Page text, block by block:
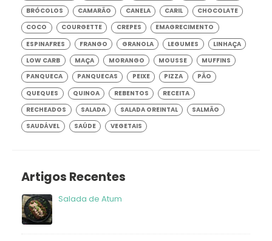
BRÓCOLOS
CAMARÃO CANELA CARIL
CHOCOLATE
COCO
COURGETTE CREPES
EMAGRECIMENTO
ESPINAFRES
FRANGO GRANOLA LEGUMES
LINHAÇA
LOW CARB
MAÇA MORANGO MOUSSE
MUFFINS
PANQUECA
PANQUECAS PEIXE PIZZA
PÃO
QUEQUES
QUINOA REBENTOS
RECEITA
RECHEADOS
SALADA SALADA OREINTAL
SALMÃO
SAUDÁVEL
SAÚDE VEGETAIS
Artigos Recentes
Salada de Atum